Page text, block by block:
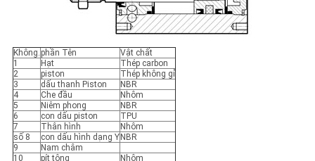
Không. phần Tên
Vật chất
1
Hạt
Thép carbon
2
piston
Thép không gỉ
3
dấu thanh Piston
NBR
4
Che đầu
Nhôm
5
Niêm phong
NBR
6
con dấu piston
TPU
7
Thân hình
Nhôm
số 8
con dấu hình dạng Y NBR
9
Nam châm
10
pít tông
Nhôm